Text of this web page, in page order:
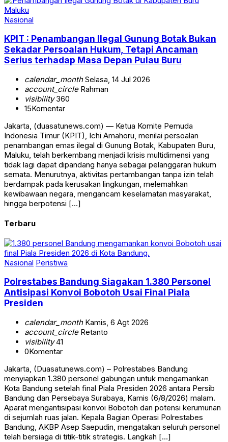
Nasional
KPIT : Penambangan Ilegal Gunung Botak Bukan
Sekadar Persoalan Hukum, Tetapi Ancaman
Serius terhadap Masa Depan Pulau Buru
calendar_monthSelasa, 14 Jul 2026
account_circleRahman
visibility360
15Komentar
Jakarta, (duasatunews.com) — Ketua Komite Pemuda
Indonesia Timur (KPIT), Ichi Amahoru, menilai persoalan
penambangan emas ilegal di Gunung Botak, Kabupaten Buru,
Maluku, telah berkembang menjadi krisis multidimensi yang
tidak lagi dapat dipandang hanya sebagai pelanggaran hukum
semata. Menurutnya, aktivitas pertambangan tanpa izin telah
berdampak pada kerusakan lingkungan, melemahkan
kewibawaan negara, mengancam keselamatan masyarakat,
hingga berpotensi […]
Terbaru
Nasional Peristiwa
Polrestabes Bandung Siagakan 1.380 Personel
Antisipasi Konvoi Bobotoh Usai Final Piala
Presiden
calendar_monthKamis, 6 Agt 2026
account_circleRetanto
visibility41
0Komentar
Jakarta, (Duasatunews.com) – Polrestabes Bandung
menyiapkan 1.380 personel gabungan untuk mengamankan
Kota Bandung setelah final Piala Presiden 2026 antara Persib
Bandung dan Persebaya Surabaya, Kamis (6/8/2026) malam.
Aparat mengantisipasi konvoi Bobotoh dan potensi kerumunan
di sejumlah ruas jalan. Kepala Bagian Operasi Polrestabes
Bandung, AKBP Asep Saepudin, mengatakan seluruh personel
telah bersiaga di titik-titik strategis. Langkah […]